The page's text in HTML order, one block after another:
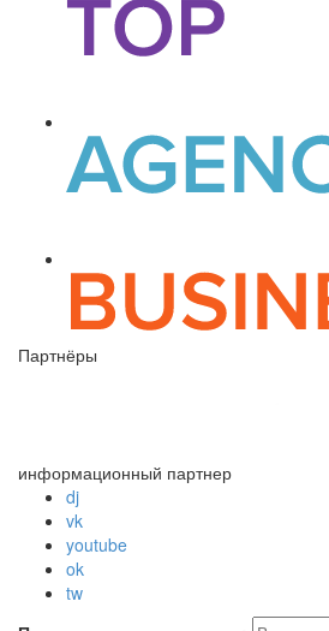
Партнёры
информационный партнер
dj
vk
youtube
ok
tw